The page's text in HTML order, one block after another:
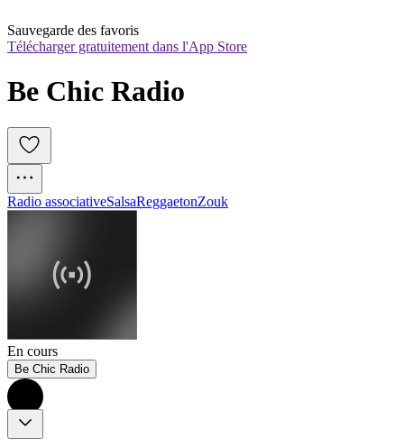
Sauvegarde des favoris
Télécharger gratuitement dans l'App Store
Be Chic Radio
Radio associativeSalsaReggaetonZouk
En cours
Be Chic Radio